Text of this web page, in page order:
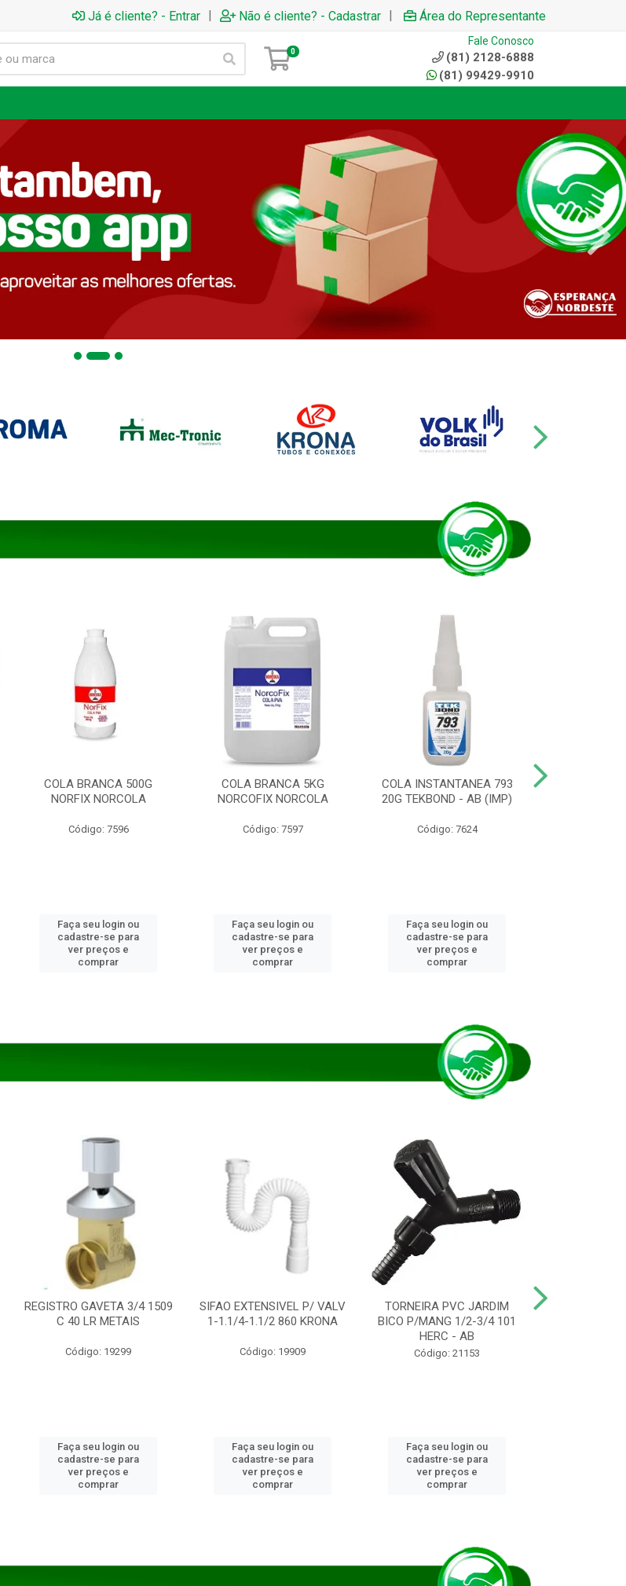
Já é cliente? - Entrar | Não é cliente? - Cadastrar | Área do Representante
0
Fale Conosco
(81) 2128-6888
(81) 99429-9910
COLA BRANCA 500G
NORFIX NORCOLA
Código: 7596
Faça seu login ou
cadastre-se para
ver preços e
comprar
COLA BRANCA 5KG
NORCOFIX NORCOLA
Código: 7597
Faça seu login ou
cadastre-se para
ver preços e
comprar
COLA INSTANTANEA 793
20G TEKBOND - AB (IMP)
Código: 7624
Faça seu login ou
cadastre-se para
ver preços e
comprar
REGISTRO GAVETA 3/4 1509
C 40 LR METAIS
Código: 19299
Faça seu login ou
cadastre-se para
ver preços e
comprar
SIFAO EXTENSIVEL P/ VALV
1-1.1/4-1.1/2 860 KRONA
Código: 19909
Faça seu login ou
cadastre-se para
ver preços e
comprar
TORNEIRA PVC JARDIM
BICO P/MANG 1/2-3/4 101
HERC - AB
Código: 21153
Faça seu login ou
cadastre-se para
ver preços e
comprar